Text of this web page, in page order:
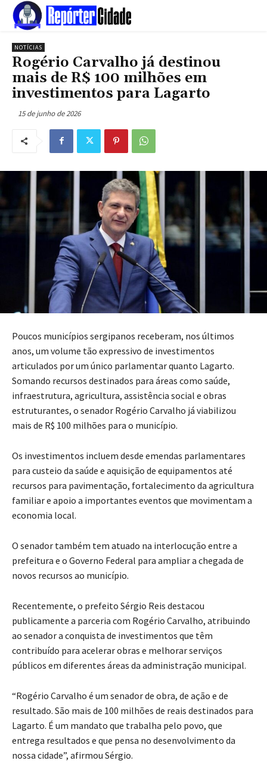
NOTÍCIAS
Rogério Carvalho já destinou
mais de R$ 100 milhões em
investimentos para Lagarto
15 de junho de 2026
Poucos municípios sergipanos receberam, nos últimos
anos, um volume tão expressivo de investimentos
articulados por um único parlamentar quanto Lagarto.
Somando recursos destinados para áreas como saúde,
infraestrutura, agricultura, assistência social e obras
estruturantes, o senador Rogério Carvalho já viabilizou
mais de R$ 100 milhões para o município.
Os investimentos incluem desde emendas parlamentares
para custeio da saúde e aquisição de equipamentos até
recursos para pavimentação, fortalecimento da agricultura
familiar e apoio a importantes eventos que movimentam a
economia local.
O senador também tem atuado na interlocução entre a
prefeitura e o Governo Federal para ampliar a chegada de
novos recursos ao município.
Recentemente, o prefeito Sérgio Reis destacou
publicamente a parceria com Rogério Carvalho, atribuindo
ao senador a conquista de investimentos que têm
contribuído para acelerar obras e melhorar serviços
públicos em diferentes áreas da administração municipal.
“Rogério Carvalho é um senador de obra, de ação e de
resultado. São mais de 100 milhões de reais destinados para
Lagarto. É um mandato que trabalha pelo povo, que
entrega resultados e que pensa no desenvolvimento da
nossa cidade”, afirmou Sérgio.